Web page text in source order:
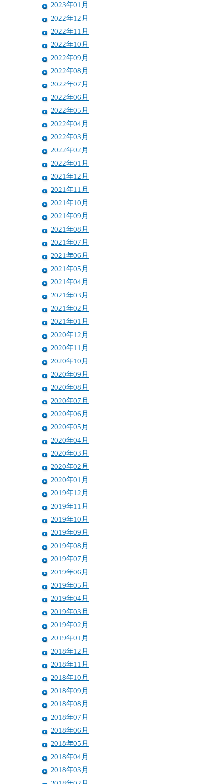
2023年01月
2022年12月
2022年11月
2022年10月
2022年09月
2022年08月
2022年07月
2022年06月
2022年05月
2022年04月
2022年03月
2022年02月
2022年01月
2021年12月
2021年11月
2021年10月
2021年09月
2021年08月
2021年07月
2021年06月
2021年05月
2021年04月
2021年03月
2021年02月
2021年01月
2020年12月
2020年11月
2020年10月
2020年09月
2020年08月
2020年07月
2020年06月
2020年05月
2020年04月
2020年03月
2020年02月
2020年01月
2019年12月
2019年11月
2019年10月
2019年09月
2019年08月
2019年07月
2019年06月
2019年05月
2019年04月
2019年03月
2019年02月
2019年01月
2018年12月
2018年11月
2018年10月
2018年09月
2018年08月
2018年07月
2018年06月
2018年05月
2018年04月
2018年03月